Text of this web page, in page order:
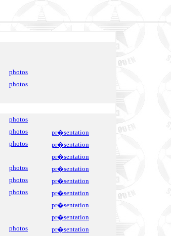
photos
photos
photos
photos
pr�sentation
photos
pr�sentation
pr�sentation
photos
pr�sentation
photos
pr�sentation
photos
pr�sentation
pr�sentation
pr�sentation
photos
pr�sentation